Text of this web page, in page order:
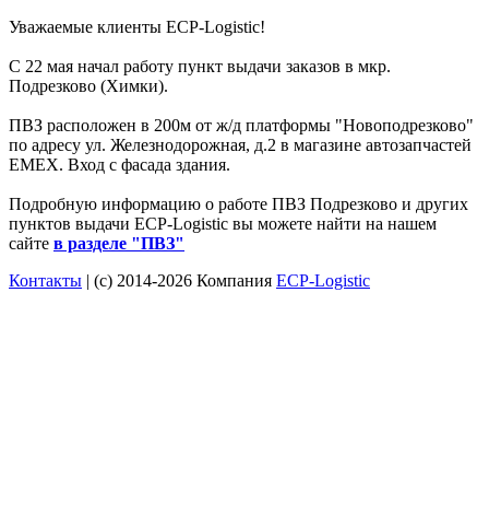
Уважаемые клиенты ECP-Logistic!
С 22 мая начал работу пункт выдачи заказов в мкр.
Подрезково (Химки).
ПВЗ расположен в 200м от ж/д платформы "Новоподрезково"
по адресу ул. Железнодорожная, д.2 в магазине автозапчастей
ЕМЕХ. Вход с фасада здания.
Подробную информацию о работе ПВЗ Подрезково и других
пунктов выдачи ECP-Logistic вы можете найти на нашем
сайте в разделе "ПВЗ"
Контакты | (c) 2014-2026 Компания ECP-Logistic